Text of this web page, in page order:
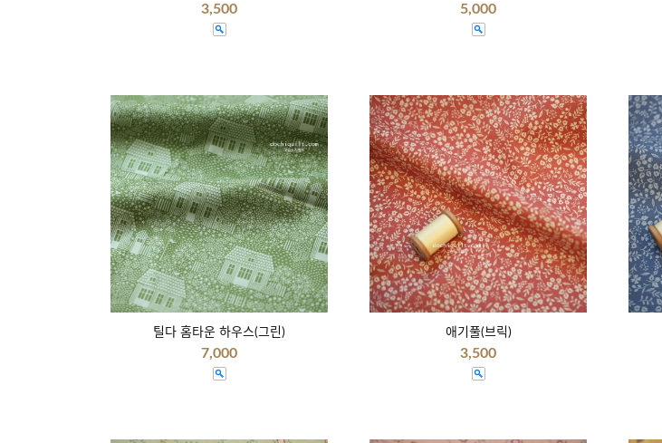
3,500 5,000
틸다 홈타운 하우스(그린)
7,000
애기풀(브릭)
3,500